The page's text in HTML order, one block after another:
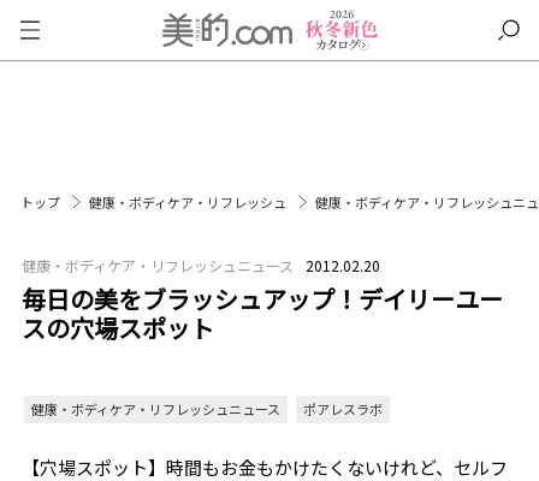
トップ 健康・ボディケア・リフレッシュ 健康・ボディケア・リフレッシュニ
健康・ボディケア・リフレッシュニュース 2012.02.20
毎日の美をブラッシュアップ！デイリーユー
スの穴場スポット
健康・ボディケア・リフレッシュニュース ポアレスラボ
【穴場スポット】時間もお金もかけたくないけれど、セルフ